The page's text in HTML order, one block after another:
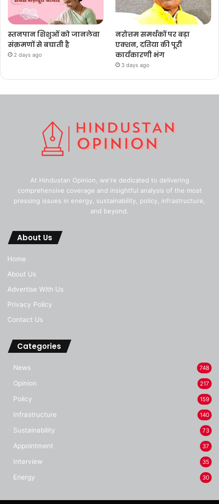
स्तनपान शिशुओं को जानलेवा
संक्रमणों से बचाती है
2 days ago
नरोत्तम समर्थकों पर बड़ा
एक्शन, दतिया की पूरी
कार्यकारणी भंग
3 days ago
At Hindustan Opinion, we're dedicated to delivering
comprehensive coverage and insightful analysis of the most
pressing issues in energy, sustainability, policy, infrastructure,
and beyond.
About Us
Home
About Us
Advertise With Us
Privacy Policy
Contact Us
Categories
News 748
Opinion 217
Policy 159
Infrastructure 140
Sustainability 73
Appointment 37
Interview 35
Energy 30